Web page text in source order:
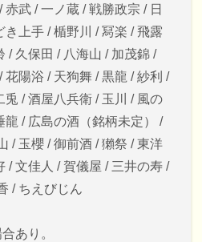
武 / 一ノ蔵 / 戦勝政宗 / 日
き上手 / 楯野川 / 冩楽 / 飛露
/ 久保田 / 八海山 / 加茂錦 /
花陽浴 / 天狗舞 / 黒龍 / 紗利 /
兎 / 酒屋八兵衛 / 玉川 / 風の
龍 / 広島の酒（銘柄未定） /
/ 玉櫻 / 御前酒 / 獺祭 / 東洋
/ 文佳人 / 賀儀屋 / 三井の寿 /
/ ちえびじん
あり。